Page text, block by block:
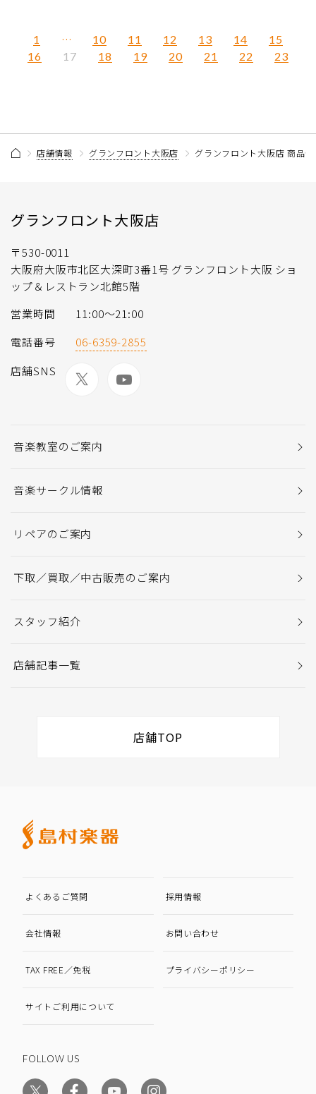
1 … 10 11 12 13 14
15
16
17 18 19 20 21 22 23
店舗情報 グランフロント大阪店 グランフロント大阪店 商品
グランフロント大阪店
〒530-0011
大阪府大阪市北区大深町3番1号 グランフロント大阪 ショ
ップ＆レストラン北館5階
営業時間
11:00〜21:00
電話番号
06-6359-2855
店舗SNS
音楽教室のご案内
音楽サークル情報
リペアのご案内
下取／買取／中古販売のご案内
スタッフ紹介
店舗記事一覧
店舗TOP
よくあるご質問 採用情報
会社情報 お問い合わせ
TAX FREE／免税 プライバシーポリシー
サイトご利用について
FOLLOW US